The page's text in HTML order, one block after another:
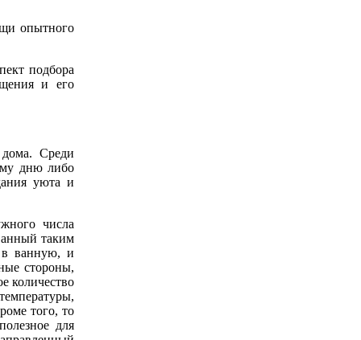
опытного
подбора
и его
Среди
дню либо
уюта и
числа
таким
в ванную, и
стороны,
количество
того, то
для